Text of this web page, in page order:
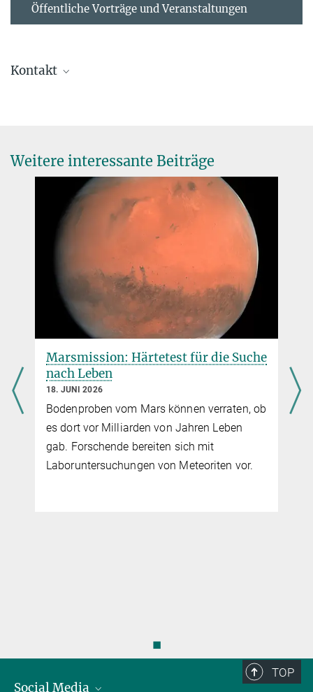
Öffentliche Vorträge und Veranstaltungen
Kontakt
krummheuer@...
Max-Planck-Institut für Sonnensystemforschung, Göttingen
Prof. Dr. Thorsten Kleine
Max-Planck-Institut für Sonnensystemforschung, Göttingen
Fotos zum Download
Thorsten Kleine copyright MPS
1.19 MB
Überreichung der Urkunde copyright MPS M Piralla
Weitere interessante Beiträge
Marsmission: Härtetest für die Suche
nach Leben
18. JUNI 2026
Bodenproben vom Mars können verraten, ob
es dort vor Milliarden von Jahren Leben
gab. Forschende bereiten sich mit
Laboruntersuchungen von Meteoriten vor.
◼
TOP
Social Media